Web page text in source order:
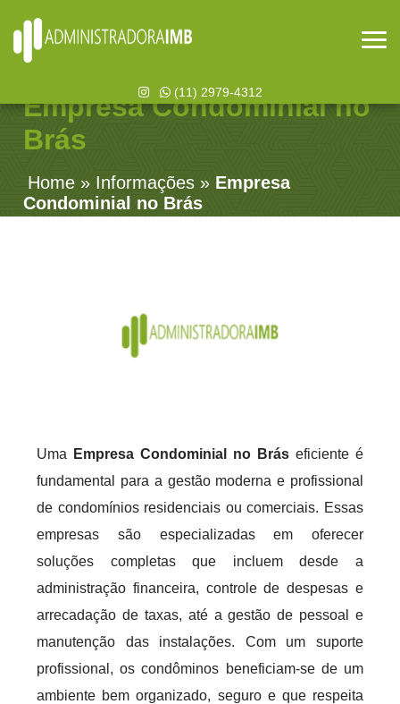
(11) 2979-4312
Empresa Condominial no
Brás
Home » Informações » Empresa
Condominial no Brás
Uma Empresa Condominial no Bráseficiente é
fundamental para a gestão moderna e profissional
de condomínios residenciais ou comerciais. Essas
empresas são especializadas em oferecer
soluções completas que incluem desde a
administração financeira, controle de despesas e
arrecadação de taxas, até a gestão de pessoal e
manutenção das instalações. Com um suporte
profissional, os condôminos beneficiam-se de um
ambiente bem organizado, seguro e que respeita